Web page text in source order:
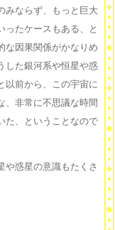
みならず、もっと巨大
ったケースもある、と
な因果関係がかなりめ
した銀河系や恒星や惑
以前から、この宇宙に
、非常に不思議な時間
た、ということなので
惑星の意識もたくさ